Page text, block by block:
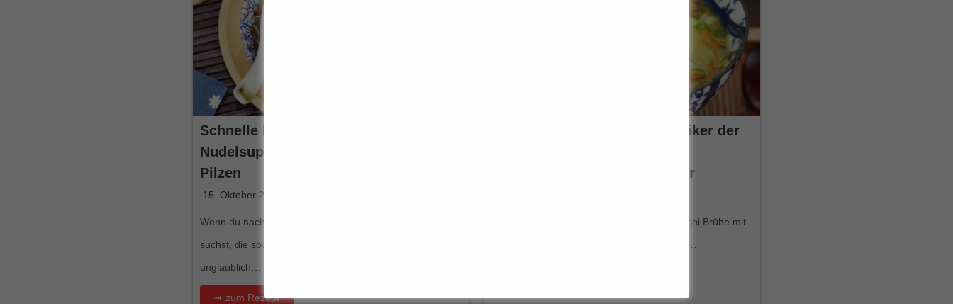
Schnelle Miso Udon: Würzige
Nudelsuppe mit Miso, Tofu & Shimeji
Pilzen
15. Oktober 2024
Wenn du nach einer schnellen, wohltuenden Mahlzeit
suchst, die sowohl einfach zuzubereiten als auch
unglaublich…
➟ zum Rezept
Curry Udon Suppe: Ein Klassiker der
wärmend, traditionell & lecker
Curry Udon vereint die Tiefe japanischer Dashi Brühe mit